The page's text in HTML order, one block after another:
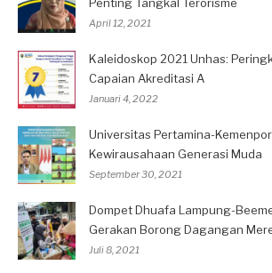
Penting Tangkal Terorisme
April 12, 2021
Kaleidoskop 2021 Unhas:
Capaian Akreditasi A
Januari 4, 2022
Universitas Pertamina-
Kewirausahaan Generasi Muda
September 30, 2021
Dompet Dhuafa Lampung-
Gerakan Borong Dagangan
Juli 8, 2021